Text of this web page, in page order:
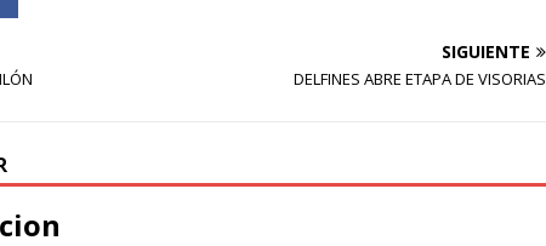
SIGUIENTE
DELFINES ABRE ETAPA DE VISORIAS